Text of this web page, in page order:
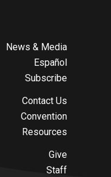
News & Media
Español
Subscribe
Contact Us
Convention
Resources
Give
Staff